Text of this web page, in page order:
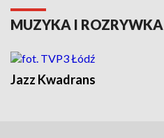
MUZYKA I ROZRYWKA
Jazz Kwadrans